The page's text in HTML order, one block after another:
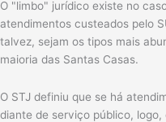
O "limbo" jurídico existe no
atendimentos custeados pelo
talvez, sejam os tipos mais
maioria das Santas Casas.
O STJ definiu que se há
diante de serviço público,